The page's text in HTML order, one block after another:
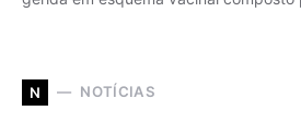
N NOTÍCIAS